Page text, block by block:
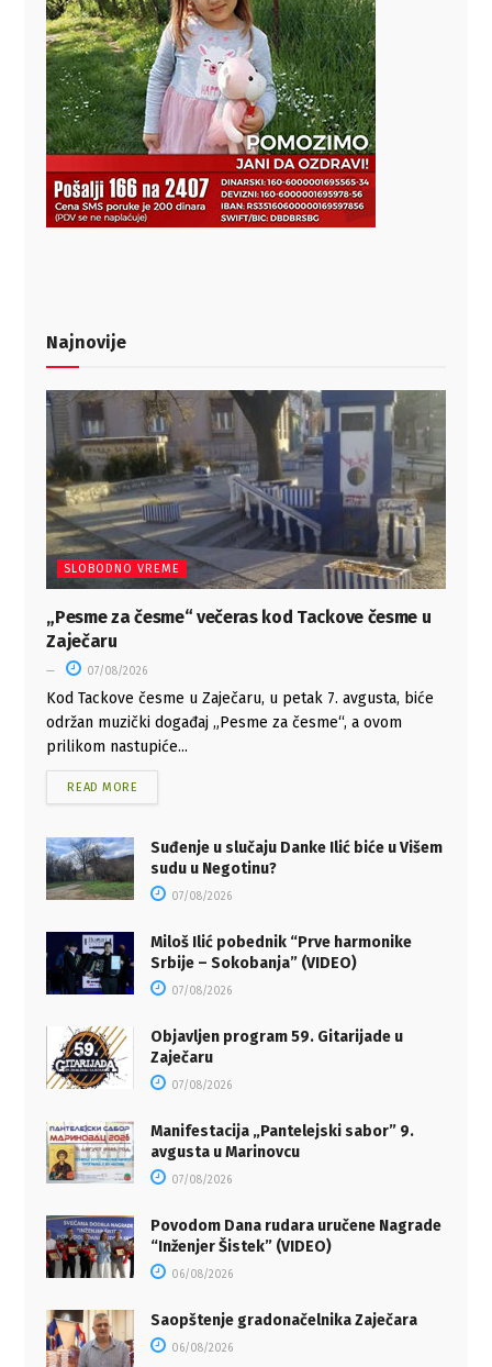
Najnovije
SLOBODNO VREME
„Pesme za česme“ večeras kod Tackove česme u
Zaječaru
07/08/2026
Kod Tackove česme u Zaječaru, u petak 7. avgusta, biće
održan muzički događaj „Pesme za česme“, a ovom
prilikom nastupiće...
READ MORE
Suđenje u slučaju Danke Ilić biće u Višem
sudu u Negotinu?
07/08/2026
Miloš Ilić pobednik “Prve harmonike
Srbije – Sokobanja” (VIDEO)
07/08/2026
Objavljen program 59. Gitarijade u
Zaječaru
07/08/2026
Manifestacija „Pantelejski sabor” 9.
avgusta u Marinovcu
07/08/2026
Povodom Dana rudara uručene Nagrade
“Inženjer Šistek” (VIDEO)
06/08/2026
Saopštenje gradonačelnika Zaječara
06/08/2026